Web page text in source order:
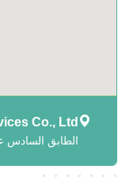
Co., Ltd.
الطابق السادس عشر، الوحدة